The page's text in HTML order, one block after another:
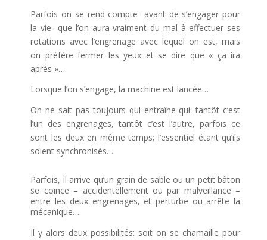
Parfois on se rend compte -avant de s’engager pour
la vie- que l’on aura vraiment du mal à effectuer ses
rotations avec l’engrenage avec lequel on est, mais
on préfère fermer les yeux et se dire que « ça ira
après »…
Lorsque l’on s’engage, la machine est lancée…
On ne sait pas toujours qui entraîne qui: tantôt c’est
l’un des engrenages, tantôt c’est l’autre, parfois ce
sont les deux en même temps; l’essentiel étant qu’ils
soient synchronisés…
Parfois, il arrive qu’un grain de sable ou un petit bâton
se coince – accidentellement ou par malveillance –
entre les deux engrenages, et perturbe ou arrête la
mécanique…
Il y alors deux possibilités: soit on se chamaille pour